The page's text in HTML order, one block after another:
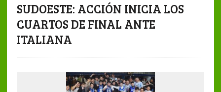
SUDOESTE: ACCIÓN INICIA LOS
CUARTOS DE FINAL ANTE
ITALIANA